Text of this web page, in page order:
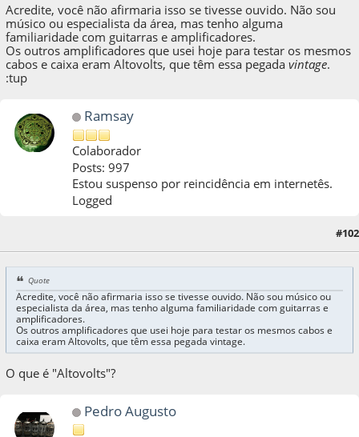
Acredite, você não afirmaria isso se tivesse ouvido. Não sou
músico ou especialista da área, mas tenho alguma
familiaridade com guitarras e amplificadores.
Os outros amplificadores que usei hoje para testar os mesmos
cabos e caixa eram Altovolts, que têm essa pegadavintage.
:tup
Ramsay
Colaborador
Posts: 997
Estou suspenso por reincidência em internetês.
Logged
#102
Quote
Acredite, você não afirmaria isso se tivesse ouvido. Não sou músico ou
especialista da área, mas tenho alguma familiaridade com guitarras e
amplificadores.
Os outros amplificadores que usei hoje para testar os mesmos cabos e
caixa eram Altovolts, que têm essa pegada vintage.
O que é "Altovolts"?
Pedro Augusto